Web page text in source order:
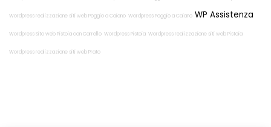
Wordpress realizzazione siti web Poggio a Caiano Wordpress Poggio a Caiano WP Assistenza
Wordpress Sito web Pistoia con Carrello Wordpress Pistoia Wordpress realizzazione siti web Pistoia
Wordpress realizzazione siti web Prato